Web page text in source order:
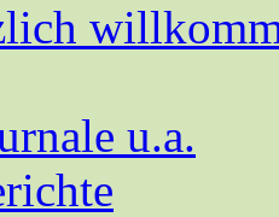
u.a.